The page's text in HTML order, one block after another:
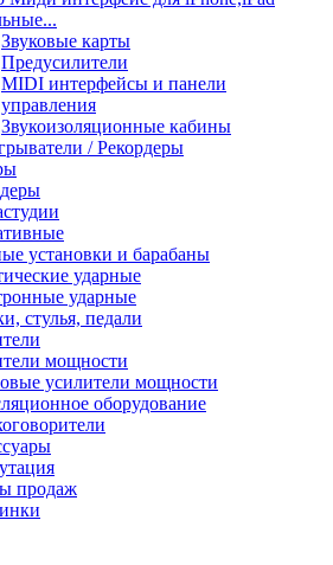
Звуковые карты
Предусилители
MIDI интерфейсы и панели
управления
Звукоизоляционные кабины
/ Рекордеры
установки и барабаны
ударные
ударные
стулья, педали
мощности
усилители мощности
оборудование
продаж